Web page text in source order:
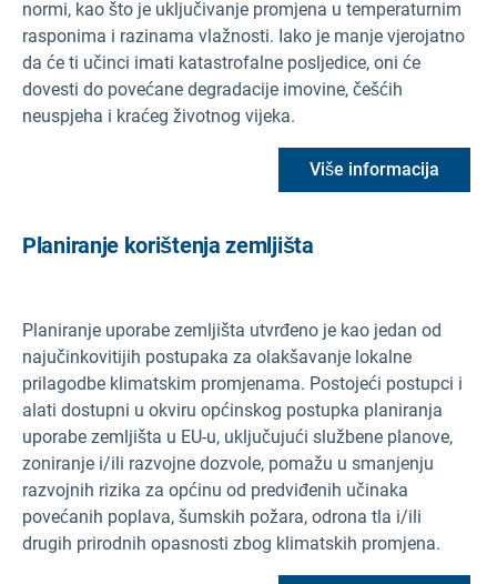
normi, kao što je uključivanje promjena u temperaturnim
rasponima i razinama vlažnosti. Iako je manje vjerojatno
da će ti učinci imati katastrofalne posljedice, oni će
dovesti do povećane degradacije imovine, češćih
neuspjeha i kraćeg životnog vijeka.
Više informacija
Planiranje korištenja zemljišta
Planiranje uporabe zemljišta utvrđeno je kao jedan od
najučinkovitijih postupaka za olakšavanje lokalne
prilagodbe klimatskim promjenama. Postojeći postupci i
alati dostupni u okviru općinskog postupka planiranja
uporabe zemljišta u EU-u, uključujući službene planove,
zoniranje i/ili razvojne dozvole, pomažu u smanjenju
razvojnih rizika za općinu od predviđenih učinaka
povećanih poplava, šumskih požara, odrona tla i/ili
drugih prirodnih opasnosti zbog klimatskih promjena.